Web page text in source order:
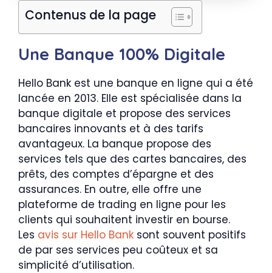
Contenus de la page
Une Banque 100% Digitale
Hello Bank est une banque en ligne qui a été
lancée en 2013. Elle est spécialisée dans la
banque digitale et propose des services
bancaires innovants et à des tarifs
avantageux. La banque propose des
services tels que des cartes bancaires, des
prêts, des comptes d’épargne et des
assurances. En outre, elle offre une
plateforme de trading en ligne pour les
clients qui souhaitent investir en bourse.
Les avis sur Hello Bank sont souvent positifs
de par ses services peu coûteux et sa
simplicité d’utilisation.